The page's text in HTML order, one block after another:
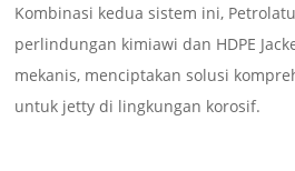
Kombinasi kedua sistem ini,
perlindungan kimiawi dan HDPE
mekanis, menciptakan solusi
untuk jetty di lingkungan korosif.